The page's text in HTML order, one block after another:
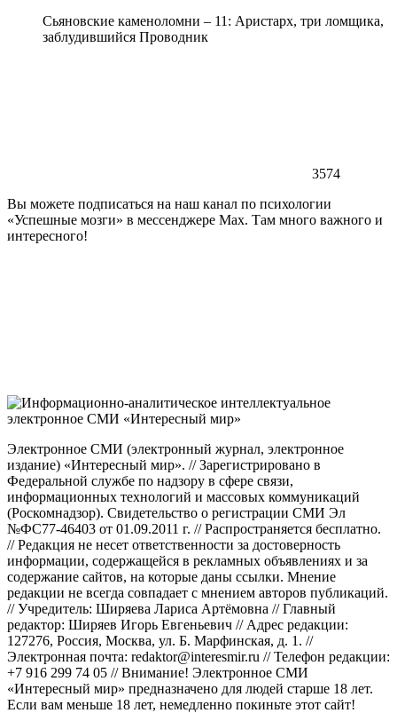
Сьяновские каменоломни – 11: Аристарх, три ломщика,
заблудившийся Проводник
3574
Вы можете подписаться на наш канал по психологии
«Успешные мозги» в мессенджере Max. Там много важного и
интересного!
Электронное СМИ (электронный журнал, электронное
издание) «Интересный мир». // Зарегистрировано в
Федеральной службе по надзору в сфере связи,
информационных технологий и массовых коммуникаций
(Роскомнадзор). Свидетельство о регистрации СМИ Эл
№ФС77-46403 от 01.09.2011 г. // Распространяется бесплатно.
// Редакция не несет ответственности за достоверность
информации, содержащейся в рекламных объявлениях и за
содержание сайтов, на которые даны ссылки. Мнение
редакции не всегда совпадает с мнением авторов публикаций.
// Учредитель: Ширяева Лариса Артёмовна // Главный
редактор: Ширяев Игорь Евгеньевич // Адрес редакции:
127276, Россия, Москва, ул. Б. Марфинская, д. 1. //
Электронная почта: redaktor@interesmir.ru // Телефон редакции:
+7 916 299 74 05 // Внимание! Электронное СМИ
«Интересный мир» предназначено для людей старше 18 лет.
Если вам меньше 18 лет, немедленно покиньте этот сайт!